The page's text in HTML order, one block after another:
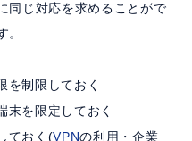
同じ対応を求めることがで
。
を制限しておく
末を限定しておく
ておく(VPNの利用・企業